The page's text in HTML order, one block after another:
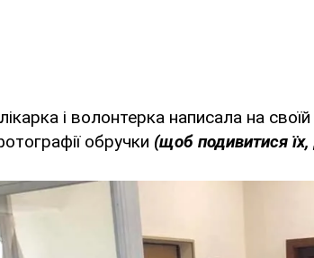
і волонтерка написала на
обручки (щоб подивитися їх,